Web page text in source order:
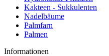
Kakteen - Sukkulenten
Nadelbäume
Palmfarn
Palmen
Informationen